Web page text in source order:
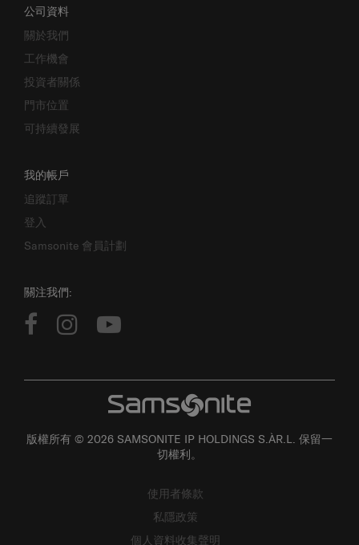
關於我們
工作機會
投資者關係
門市位置
可持續發展
追蹤訂單
登入
Samsonite 會員計劃
切權利。
私隱政策
個人資料收集聲明